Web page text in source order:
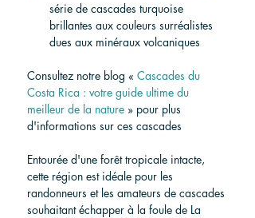
série de cascades turquoise
brillantes aux couleurs surréalistes
dues aux minéraux volcaniques
Consultez notre blog « Cascades du
Costa Rica : votre guide ultime du
meilleur de la nature » pour plus
d'informations sur ces cascades
Entourée d'une forêt tropicale intacte,
cette région est idéale pour les
randonneurs et les amateurs de cascades
souhaitant échapper à la foule de La